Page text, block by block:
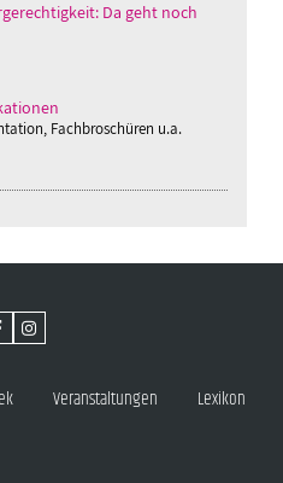
Da geht noch
Fachbroschüren u.a.
Veranstaltungen Lexikon